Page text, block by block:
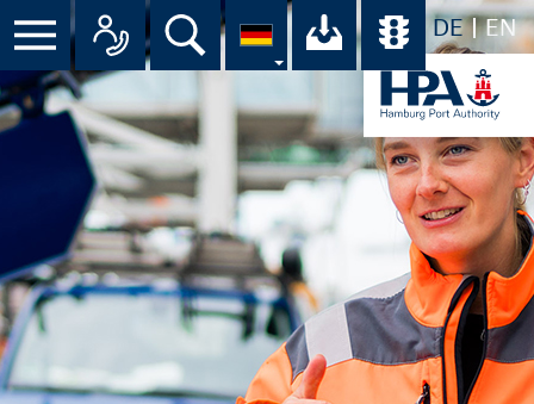
DE EN
Menü Alle Ansprechpartner im
Suche Ihr Download-